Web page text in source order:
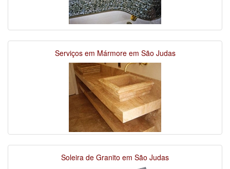
Serviços em Mármore em São Judas
Soleira de Granito em São Judas